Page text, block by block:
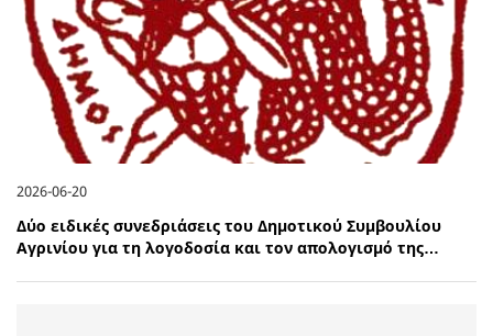
2026-06-20
Δύο ειδικές συνεδριάσεις του Δημοτικού Συμβουλίου
Αγρινίου για τη λογοδοσία και τον απολογισμό της…